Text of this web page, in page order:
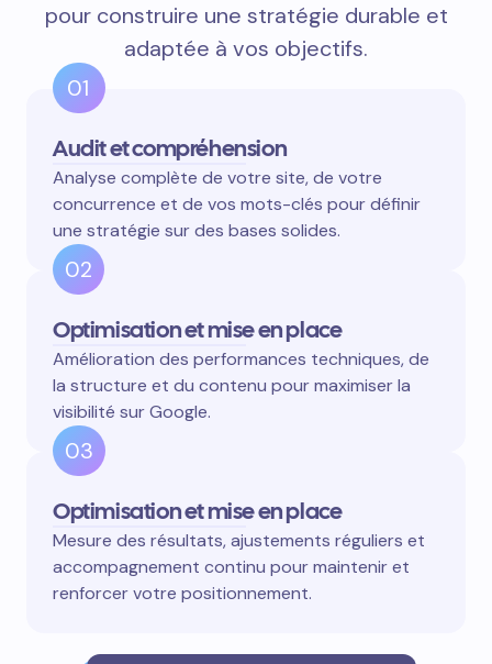
pour construire une stratégie durable et
adaptée à vos objectifs.
01
Audit et compréhension
Analyse complète de votre site, de votre
concurrence et de vos mots-clés pour définir
une stratégie sur des bases solides.
02
Optimisation et mise en place
Amélioration des performances techniques, de
la structure et du contenu pour maximiser la
visibilité sur Google.
03
Optimisation et mise en place
Mesure des résultats, ajustements réguliers et
accompagnement continu pour maintenir et
renforcer votre positionnement.